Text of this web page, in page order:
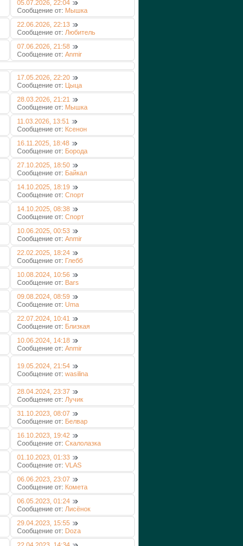
05.07.2026, 22:04
Сообщение от: Мышка
22.06.2026, 22:13
Сообщение от: Любитель
07.06.2026, 21:58
Сообщение от: Anmir
17.05.2026, 22:20
Сообщение от: Цыца
28.03.2026, 21:21
Сообщение от: Мышка
11.03.2026, 13:51
Сообщение от: Ксенон
16.11.2025, 18:48
Сообщение от: Борода
27.10.2025, 18:50
Сообщение от: Байкал
14.10.2025, 18:19
Сообщение от: Спорт
14.10.2025, 08:38
Сообщение от: Спорт
10.06.2025, 00:53
Сообщение от: Anmir
22.02.2025, 18:24
Сообщение от: Глебб
10.08.2024, 10:56
Сообщение от: Bars
09.08.2024, 08:59
Сообщение от: Uma
22.07.2024, 10:41
Сообщение от: Близкая
10.06.2024, 14:18
Сообщение от: Anmir
19.05.2024, 21:54
Сообщение от: wasilina
28.04.2024, 23:37
Сообщение от: Лучик
31.10.2023, 08:07
Сообщение от: Белвар
16.10.2023, 19:42
Сообщение от: Скалолазка
01.10.2023, 01:33
Сообщение от: VLAS
06.06.2023, 23:07
Сообщение от: Комета
06.05.2023, 01:24
Сообщение от: Лисёнок
29.04.2023, 15:55
Сообщение от: Doza